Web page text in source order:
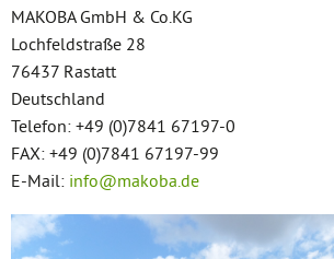
MAKOBA GmbH & Co.KG
Lochfeldstraße 28
76437 Rastatt
Deutschland
Telefon: +49 (0)7841 67197-0
FAX: +49 (0)7841 67197-99
E-Mail: info@makoba.de